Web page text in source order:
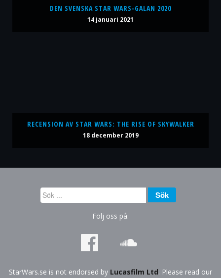
DEN SVENSKA STAR WARS-GALAN 2020
14 januari 2021
RECENSION AV STAR WARS: THE RISE OF SKYWALKER
18 december 2019
Sök
...
Sök
Följ oss på:
StarWars.se is not endorsed by Lucasfilm Ltd. Please read our